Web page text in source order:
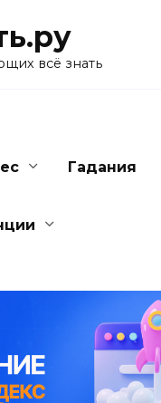
всё знать
Гадания